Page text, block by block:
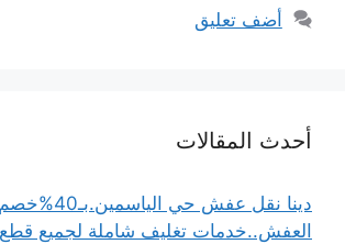
أضف تعليق
أحدث المقالات
دينا نقل عفش حي
العفش..خدمات تغليف شاملة لجميع قطع